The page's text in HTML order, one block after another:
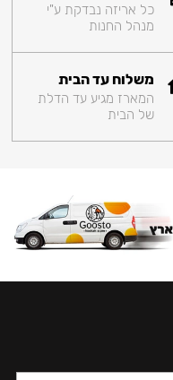
כל אריזה נבדקת ע"י
מנהל החנות
משלוח עד הבית
המארז מגיע עד הדלת
של הבית